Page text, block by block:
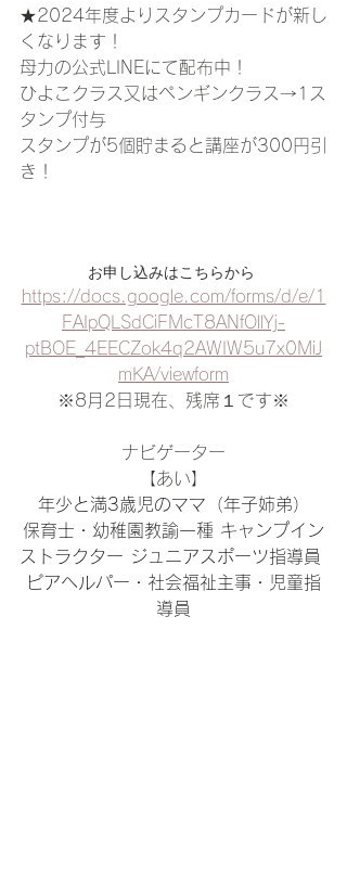
★2024年度よりスタンプカードが新し
くなります！
母力の公式LINEにて配布中！
ひよこクラス又はペンギンクラス→1ス
タンプ付与
スタンプが5個貯まると講座が300円引
き！
お申し込みはこちらから
https://docs.google.com/forms/d/e/1
FAIpQLSdCiFMcT8ANfOllYj-
ptBOE_4EECZok4q2AWIW5u7x0MiJ
mKA/viewform
※8月2日現在、残席１です※
ナビゲーター
【あい】
年少と満3歳児のママ（年子姉弟）
保育士・幼稚園教諭一種 キャンプイン
ストラクター ジュニアスポーツ指導員
ピアヘルパー・社会福祉主事・児童指
導員